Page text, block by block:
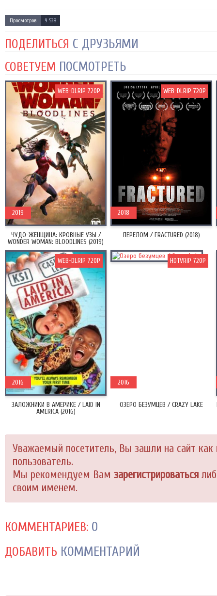
Просмотров 9 538
ПОДЕЛИТЬСЯ С ДРУЗЬЯМИ
СОВЕТУЕМ ПОСМОТРЕТЬ
ЧУДО-ЖЕНЩИНА: КРОВНЫЕ УЗЫ /
WONDER WOMAN: BLOODLINES (2019)
2019
WEB-DLRIP 720P
ПЕРЕЛОМ / FRACTURED (2018)
2018
WEB-DLRIP 720P
ЗАЛОЖНИКИ В АМЕРИКЕ / LAID IN
AMERICA (2016)
2016
WEB-DLRIP 720P
ОЗЕРО БЕЗУМЦЕВ / CRAZY LAKE
2016
HDTVRIP 720P
Уважаемый посетитель, Вы зашли на сайт как
пользователь.
Мы рекомендуем Вам зарегистрироваться
своим именем.
КОММЕНТАРИЕВ: 0
ДОБАВИТЬ КОММЕНТАРИЙ